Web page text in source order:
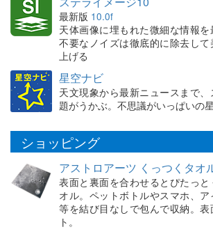
最新版 10.0f
天体画像に埋もれた微細な情報を
不要なノイズは徹底的に除去し
上げる
星空ナビ
天文現象から最新ニュースまで
題がうかぶ。不思議がいっぱいの
ショッピング
アストロアーツ くっつくタオ
表面と裏面を合わせるとぴたっ
オル。ペットボトルやスマホ、
等を結び目なしで包んで収納。
ト。